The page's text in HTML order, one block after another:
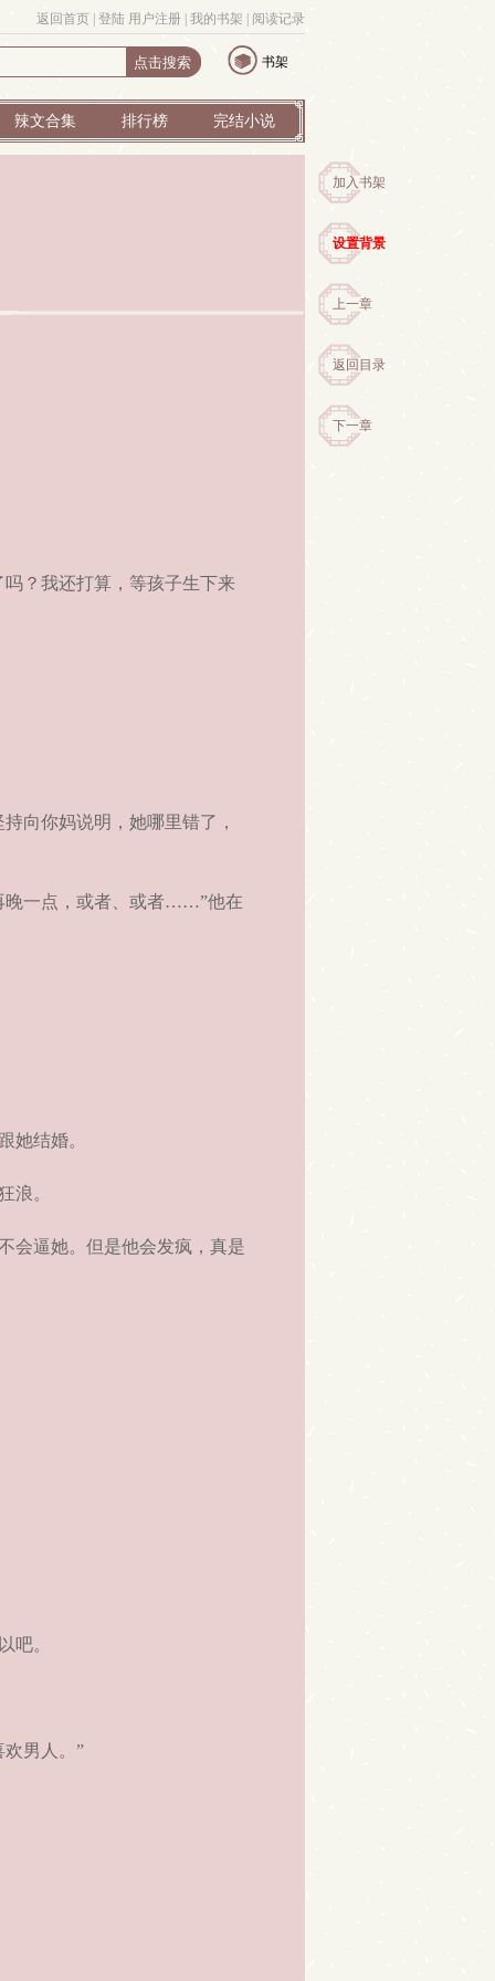
返回首页 登陆 用户注册 我的书架 阅读记录
书架
辣文合集 排行榜 完结小说
加入书架
设置背景
上一章
返回目录
下一章
？我还打算，等孩子生下来
向你妈说明，她哪里错了，
晚一点，或者、或者……”他在
她结婚。
浪。
会逼她。但是他会发疯，真是
吧。
男人。”